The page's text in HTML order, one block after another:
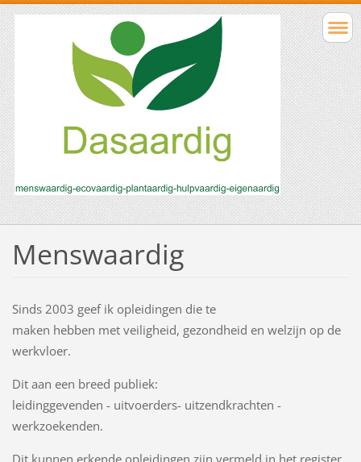
Menswaardig
Sinds 2003 geef ik opleidingen die te
maken hebben met veiligheid, gezondheid en welzijn op de
werkvloer.
Dit aan een breed publiek:
leidinggevenden - uitvoerders- uitzendkrachten -
werkzoekenden.
Dit kunnen erkende opleidingen zijn vermeld in het register